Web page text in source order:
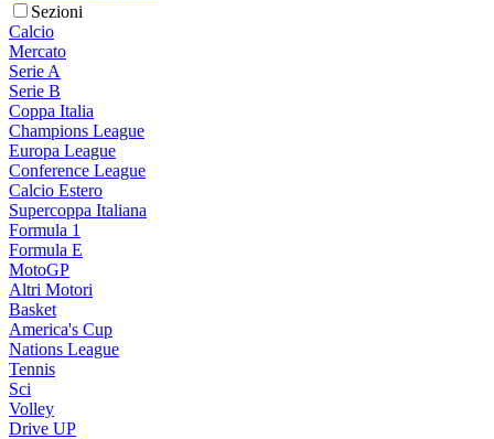
Sezioni
Calcio
Mercato
Serie A
Serie B
Coppa Italia
Champions League
Europa League
Conference League
Calcio Estero
Supercoppa Italiana
Formula 1
Formula E
MotoGP
Altri Motori
Basket
America's Cup
Nations League
Tennis
Sci
Volley
Drive UP